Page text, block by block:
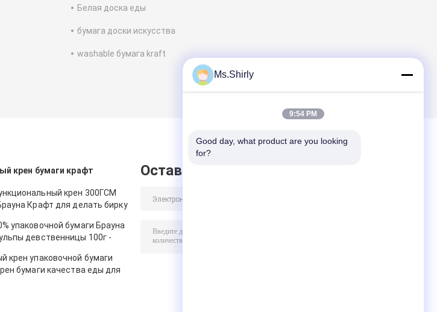
Белая доска еды
бумага доски искусства
washable бумага kraft
крен бумаги крафт
крен 300ГСМ
Крафт для делать бирку
упаковочной бумаги Брауна
девственницы 100г -
крен упаковочной бумаги
бумаги качества еды для
Оставить сообщение
Ms.Shirly
9:54 PM
Good day, what product are you looking
for?